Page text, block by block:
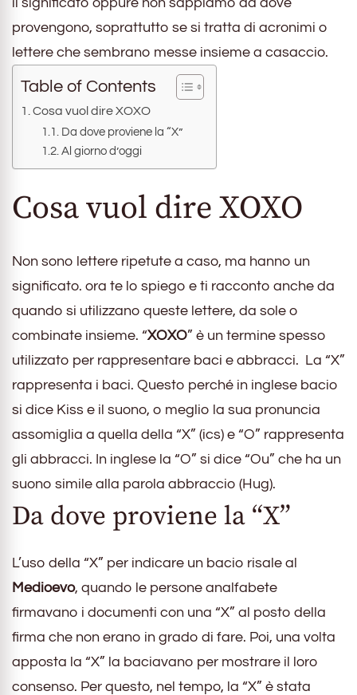
provengono, soprattutto se si tratta di acronimi o
lettere che sembrano messe insieme a casaccio.
Table of Contents
Cosa vuol dire XOXO
Da dove proviene la “X”
Al giorno d’oggi
Cosa vuol dire XOXO
Non sono lettere ripetute a caso, ma hanno un
significato. ora te lo spiego e ti racconto anche da
quando si utilizzano queste lettere, da sole o
combinate insieme. “XOXO” è un termine spesso
utilizzato per rappresentare baci e abbracci. La “X”
rappresenta i baci. Questo perché in inglese bacio
si dice Kiss e il suono, o meglio la sua pronuncia
assomiglia a quella della “X” (ics) e “O” rappresenta
gli abbracci. In inglese la “O” si dice “Ou” che ha un
suono simile alla parola abbraccio (Hug).
Da dove proviene la “X”
L’uso della “X” per indicare un bacio risale al
Medioevo, quando le persone analfabete
firmavano i documenti con una “X” al posto della
firma che non erano in grado di fare. Poi, una volta
apposta la “X” la baciavano per mostrare il loro
consenso. Per questo, nel tempo, la “X” è stata